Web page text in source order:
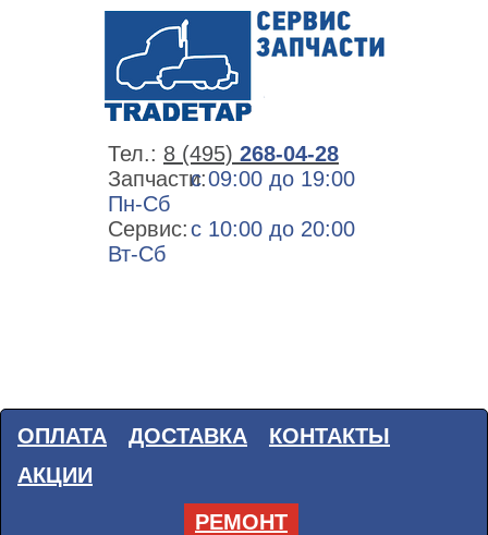
Тел.: 8 (495) 268-04-28
Запчасти:с 09:00 до 19:00
Пн-Сб
Сервис:с 10:00 до 20:00
Вт-Сб
ОПЛАТА ДОСТАВКА
КОНТАКТЫ
АКЦИИ
РЕМОНТ